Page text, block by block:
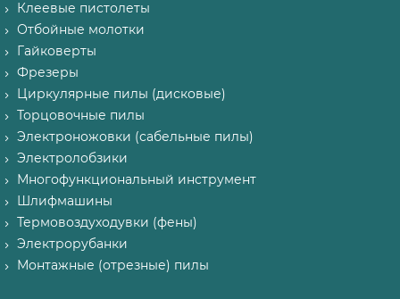
Клеевые пистолеты
Отбойные молотки
Гайковерты
Фрезеры
Циркулярные пилы (дисковые)
Торцовочные пилы
Электроножовки (сабельные пилы)
Электролобзики
Многофункциональный инструмент
Шлифмашины
Термовоздуходувки (фены)
Электрорубанки
Монтажные (отрезные) пилы